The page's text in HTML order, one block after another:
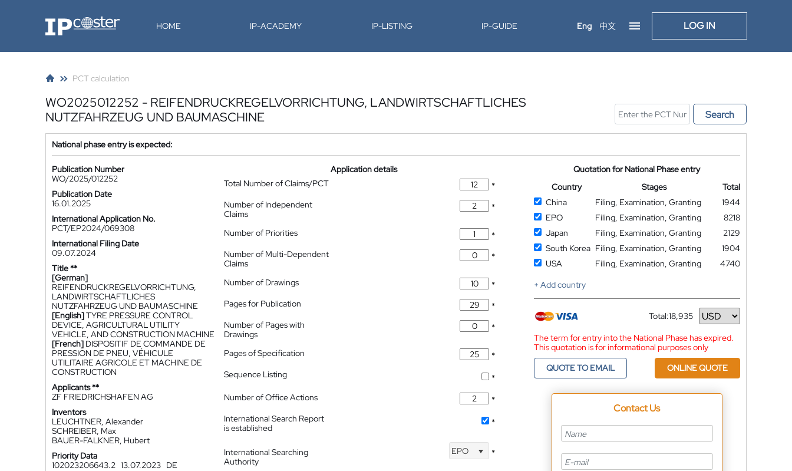
IP-Coster HOME IP-ACADEMY IP-LISTING IP-GUIDE Eng 中文 LOG IN
PCT calculation
WO2025012252 - REIFENDRUCKREGELVORRICHTUNG, LANDWIRTSCHAFTLICHES
NUTZFAHRZEUG UND BAUMASCHINE
Search
National phase entry is expected:
Publication Number
WO/2025/012252
Publication Date
16.01.2025
International Application No.
PCT/EP2024/069308
International Filing Date
09.07.2024
Title **
[German]
REIFENDRUCKREGELVORRICHTUNG,
LANDWIRTSCHAFTLICHES
NUTZFAHRZEUG UND BAUMASCHINE
[English]TYRE PRESSURE CONTROL
DEVICE, AGRICULTURAL UTILITY
VEHICLE, AND CONSTRUCTION MACHINE
[French] DISPOSITIF DE COMMANDE DE
PRESSION DE PNEU, VÉHICULE
UTILITAIRE AGRICOLE ET MACHINE DE
CONSTRUCTION
Applicants **
ZF FRIEDRICHSHAFEN AG
Inventors
LEUCHTNER, Alexander
SCHREIBER, Max
BAUER-FALKNER, Hubert
Priority Data
102023206643.2 13.07.2023 DE
Application details
Total Number of Claims/PCT
*
Number of Independent
Claims
*
Number of Priorities
*
Number of Multi-Dependent
Claims
*
Number of Drawings
*
Pages for Publication
*
Number of Pages with
Drawings
*
Pages of Specification
*
Sequence Listing
*
Number of Office Actions
*
International Search Report
is established
*
International Searching
Authority
EPO *
Quotation for National Phase entry
Country
Stages
Total
China
Filing, Examination, Granting
1944
EPO
Filing, Examination, Granting
8218
Japan
Filing, Examination, Granting
2129
South Korea Filing, Examination, Granting
1904
USA
Filing, Examination, Granting
4740
+ Add country
Total:18,935
Currency
The term for entry into the National Phase has expired.
This quotation is for informational purposes only
QUOTE TO EMAIL
ONLINE QUOTE
Contact Us